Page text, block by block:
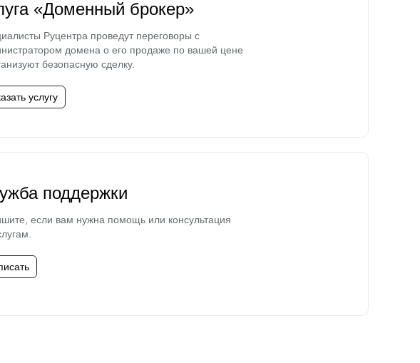
«Доменный брокер»
Руцентра проведут переговоры с
домена о его продаже по вашей цене
безопасную сделку.
услугу
поддержки
если вам нужна помощь или консультация